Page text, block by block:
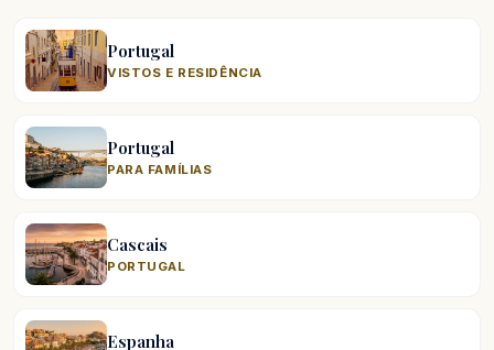
Portugal
VISTOS E RESIDÊNCIA
Portugal
PARA FAMÍLIAS
Cascais
PORTUGAL
Espanha